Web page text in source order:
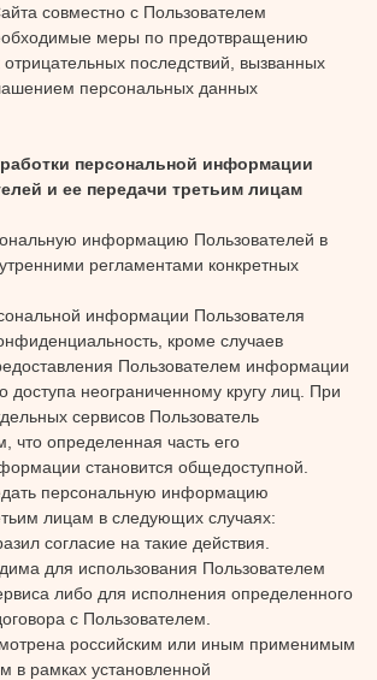
совместно с Пользователем
меры по предотвращению
последствий, вызванных
персональных данных
персональной информации
и ее передачи третьим лицам
информацию Пользователей в
регламентами конкретных
информации Пользователя
кроме случаев
Пользователем информации
доступа неограниченному кругу лиц. При
сервисов Пользователь
что определенная часть его
становится общедоступной.
персональную информацию
лицам в следующих случаях:
согласие на такие действия.
для использования Пользователем
либо для исполнения определенного
с Пользователем.
российским или иным применимым
в рамках установленной